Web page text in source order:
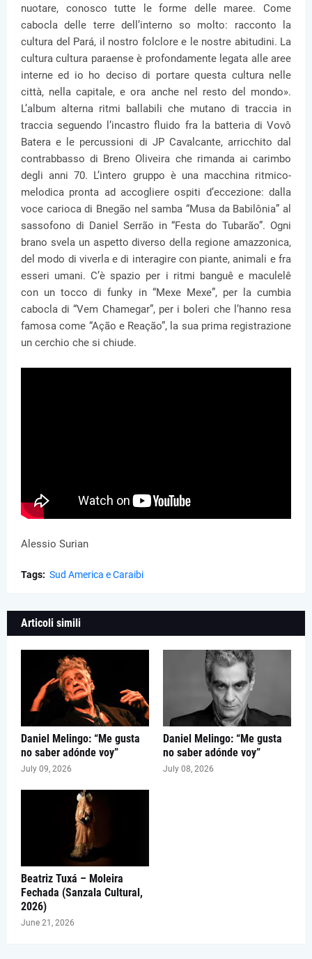
nuotare, conosco tutte le forme delle maree. Come
cabocla delle terre dell’interno so molto: racconto la
cultura del Pará, il nostro folclore e le nostre abitudini. La
cultura cultura paraense è profondamente legata alle aree
interne ed io ho deciso di portare questa cultura nelle
città, nella capitale, e ora anche nel resto del mondo».
L’album alterna ritmi ballabili che mutano di traccia in
traccia seguendo l’incastro fluido fra la batteria di Vovô
Batera e le percussioni di JP Cavalcante, arricchito dal
contrabbasso di Breno Oliveira che rimanda ai carimbo
degli anni 70. L’intero gruppo è una macchina ritmico-
melodica pronta ad accogliere ospiti d’eccezione: dalla
voce carioca di Bnegão nel samba “Musa da Babilônia” al
sassofono di Daniel Serrão in “Festa do Tubarão”. Ogni
brano svela un aspetto diverso della regione amazzonica,
del modo di viverla e di interagire con piante, animali e fra
esseri umani. C’è spazio per i ritmi banguê e maculelê
con un tocco di funky in “Mexe Mexe”, per la cumbia
cabocla di “Vem Chamegar”, per i boleri che l’hanno resa
famosa come “Ação e Reação”, la sua prima registrazione
un cerchio che si chiude.
Alessio Surian
Tags: Sud America e Caraibi
Articoli simili
Daniel Melingo: “Me gusta
no saber adónde voy”
July 09, 2026
Daniel Melingo: “Me gusta
no saber adónde voy”
July 08, 2026
Beatriz Tuxá – Moleira
Fechada (Sanzala Cultural,
2026)
June 21, 2026